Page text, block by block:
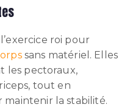
roi pour
sans matériel. Elles
les pectoraux,
tout en
la stabilité.